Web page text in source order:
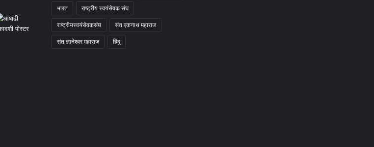
भारत राष्ट्रीय स्वयंसेवक संघ
राष्ट्रीयस्वयंसेवकसंघ संत एकनाथ महाराज
संत ज्ञानेश्वर महाराज हिंदू